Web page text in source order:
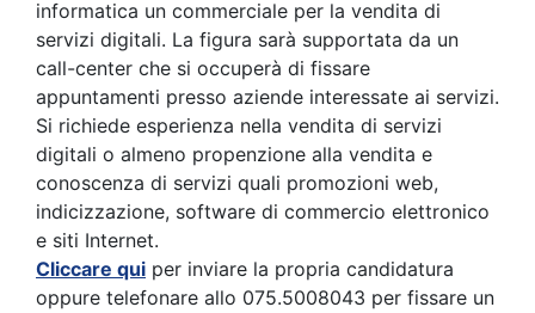
informatica un commerciale per la vendita di
servizi digitali. La figura sarà supportata da un
call-center che si occuperà di fissare
appuntamenti presso aziende interessate ai servizi.
Si richiede esperienza nella vendita di servizi
digitali o almeno propenzione alla vendita e
conoscenza di servizi quali promozioni web,
indicizzazione, software di commercio elettronico
e siti Internet.
Cliccare qui per inviare la propria candidatura
oppure telefonare allo 075.5008043 per fissare un